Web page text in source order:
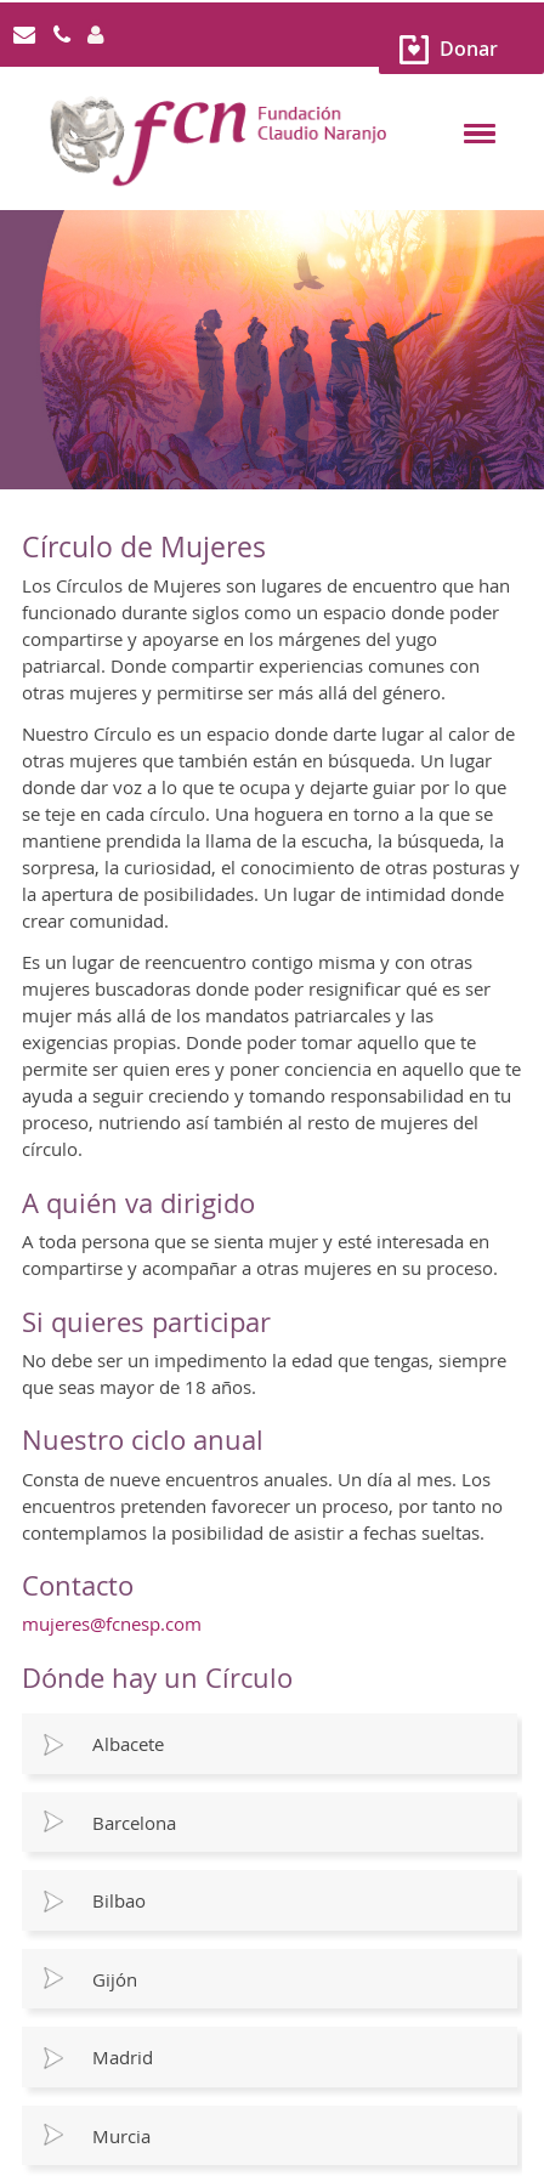
Donar
Círculo de Mujeres
Los Círculos de Mujeres son lugares de encuentro que han
funcionado durante siglos como un espacio donde poder
compartirse y apoyarse en los márgenes del yugo
patriarcal. Donde compartir experiencias comunes con
otras mujeres y permitirse ser más allá del género.
Nuestro Círculo es un espacio donde darte lugar al calor de
otras mujeres que también están en búsqueda. Un lugar
donde dar voz a lo que te ocupa y dejarte guiar por lo que
se teje en cada círculo. Una hoguera en torno a la que se
mantiene prendida la llama de la escucha, la búsqueda, la
sorpresa, la curiosidad, el conocimiento de otras posturas y
la apertura de posibilidades. Un lugar de intimidad donde
crear comunidad.
Es un lugar de reencuentro contigo misma y con otras
mujeres buscadoras donde poder resignificar qué es ser
mujer más allá de los mandatos patriarcales y las
exigencias propias. Donde poder tomar aquello que te
permite ser quien eres y poner conciencia en aquello que te
ayuda a seguir creciendo y tomando responsabilidad en tu
proceso, nutriendo así también al resto de mujeres del
círculo.
A quién va dirigido
A toda persona que se sienta mujer y esté interesada en
compartirse y acompañar a otras mujeres en su proceso.
Si quieres participar
No debe ser un impedimento la edad que tengas, siempre
que seas mayor de 18 años.
Nuestro ciclo anual
Consta de nueve encuentros anuales. Un día al mes. Los
encuentros pretenden favorecer un proceso, por tanto no
contemplamos la posibilidad de asistir a fechas sueltas.
Contacto
mujeres@fcnesp.com
Dónde hay un Círculo
Albacete
Barcelona
Bilbao
Gijón
Madrid
Murcia